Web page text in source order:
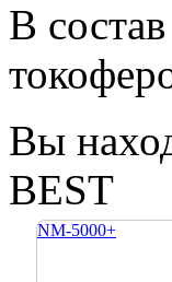
В
Вы
BEST
NM-5000+